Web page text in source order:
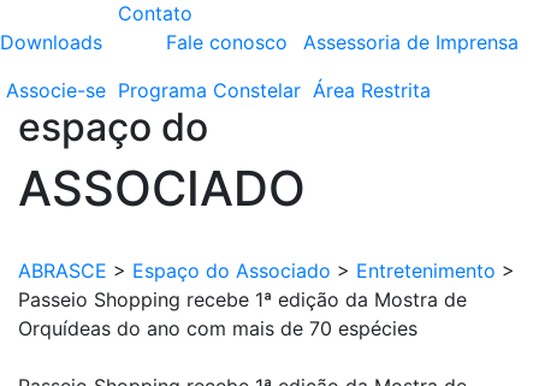
Downloads
Contato
Fale conosco
Assessoria de Imprensa
Associe-se Programa Constelar Área Restrita
espaço do
ASSOCIADO
ABRASCE > Espaço do Associado > Entretenimento >
Passeio Shopping recebe 1ª edição da Mostra de
Orquídeas do ano com mais de 70 espécies